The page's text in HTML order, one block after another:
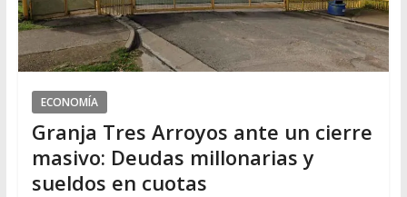
ECONOMÍA
Granja Tres Arroyos ante un cierre
masivo: Deudas millonarias y
sueldos en cuotas